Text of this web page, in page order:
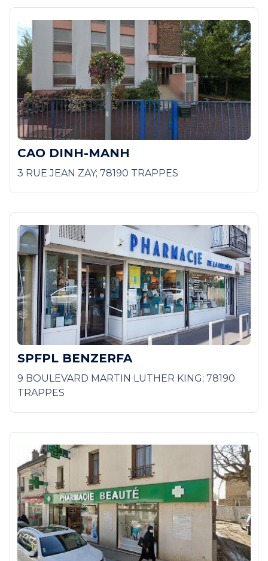
CAO DINH-MANH
3 RUE JEAN ZAY; 78190 TRAPPES
SPFPL BENZERFA
9 BOULEVARD MARTIN LUTHER KING; 78190
TRAPPES